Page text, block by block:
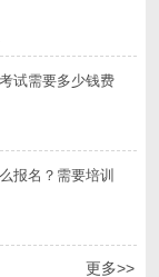
试需要多少钱费
报名？需要培训
更多>>